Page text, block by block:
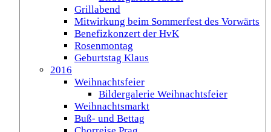
Grillabend
Mitwirkung beim Sommerfest des Vorwärts
Benefizkonzert der HvK
Rosenmontag
Geburtstag Klaus
2016
Weihnachtsfeier
Bildergalerie Weihnachtsfeier
Weihnachtsmarkt
Buß- und Bettag